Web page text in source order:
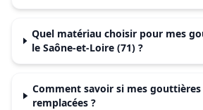
Quel matériau choisir pour mes
le Saône-et-Loire (71) ?
Comment savoir si mes
remplacées ?